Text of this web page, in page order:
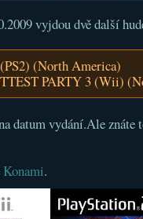
vyjdou dvě další
(North America)
PARTY 3 (Wii)
datum vydání.Ale znáte
Konami.